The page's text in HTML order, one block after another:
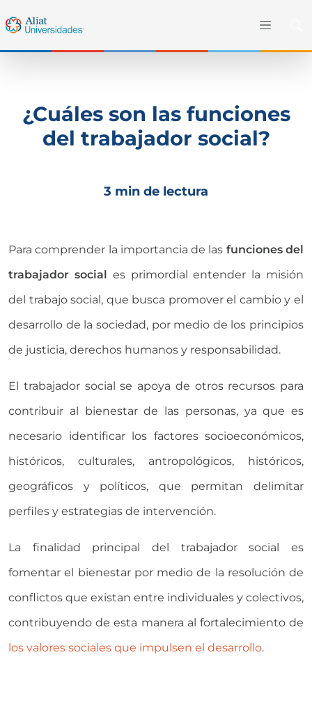
¿Cuáles son las funciones
del trabajador social?
3 min de lectura
Para comprender la importancia de las funciones del
trabajador social es primordial entender la misión
del trabajo social, que busca promover el cambio y el
desarrollo de la sociedad, por medio de los principios
de justicia, derechos humanos y responsabilidad.
El trabajador social se apoya de otros recursos para
contribuir al bienestar de las personas, ya que es
necesario identificar los factores socioeconómicos,
históricos, culturales, antropológicos, históricos,
geográficos y políticos, que permitan delimitar
perfiles y estrategias de intervención.
La finalidad principal del trabajador social es
fomentar el bienestar por medio de la resolución de
conflictos que existan entre individuales y colectivos,
contribuyendo de esta manera al fortalecimiento de
los valores sociales que impulsen el desarrollo.